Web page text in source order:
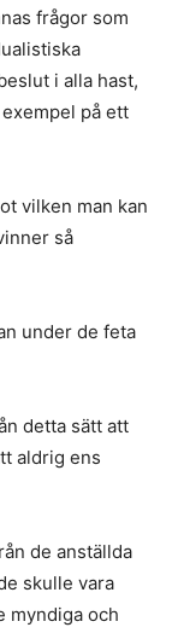
frågor som
i alla hast,
på ett
vilken man kan
så
under de feta
detta sätt att
aldrig ens
de anställda
skulle vara
myndiga och